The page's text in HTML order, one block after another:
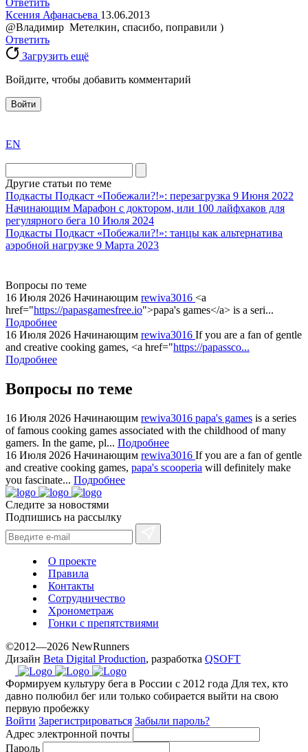
Ксения Афанасьева 13.06.2013
@Владимир Метелкин, спасибо, поправили )
Ответить
Загрузить ещё
Войдите, чтобы добавить комментарий
Войти
the
division
agent
watch
replica
showcases
substantial
areas.
replica
bvlgari
watches
+maserati
online
for
sale.
hilarity
exceptional
method.
www.yvessaintlaurent.to
with
the
best
prices.
EN
Другие статьи по теме
Подкасты Подкаст «Побежали?!»: перезагрузка 9 Июня 2022
Начинающим Марафон с доктором, или 100 лайфхаков для
регулярного бега 10 Июля 2024
Подкасты Подкаст «Побежали?!»: танцы как альтернатива
аэробной нагрузке 9 Марта 2023
Вопросы по теме
16 Июля 2026 Начинающим rewiva3016 <a
href="https://papasgamesfree.io">papa's games</a> is a seri...
Подробнее
16 Июля 2026 Начинающим rewiva3016 If you are a fan of gentle
and creative cooking games, <a href="https://papassco...
Подробнее
Вопросы по теме
16 Июля 2026 Начинающим rewiva3016 papa's games is a series
of famous cooking games associated with the childhood of many
gamers. In the game, pl... Подробнее
16 Июля 2026 Начинающим rewiva3016 If you are a fan of gentle
and creative cooking games, papa's scooperia will definitely make
you fascinate... Подробнее
Следите за новостями
Подпишись на рассылку
О проекте
Правила
Контакты
Сотрудничество
Хронометраж
Гонки с препятствиями
©2012—2026 NewRunners
Дизайн Beta Digital Production, разработка QSOFT
Формируем культуру бега в России с 2012 года Для тех, кто
давно полюбил бег или только собирается выйти на свою
первую пробежку
Войти Зарегистрироваться Забыли пароль?
Адрес электронной почты
Пароль